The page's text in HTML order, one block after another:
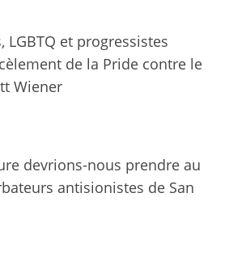
LGBTQ et progressistes
de la Pride contre le
Wiener
devrions-nous prendre au
antisionistes de San